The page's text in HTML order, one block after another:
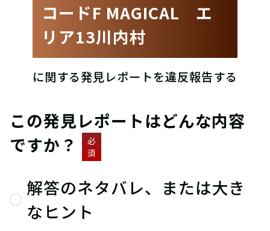
コードF MAGICAL エ
リア13川内村
に関する発見レポートを違反報告する
この発見レポートはどんな内容
ですか？
必
須
解答のネタバレ、または大き
なヒント